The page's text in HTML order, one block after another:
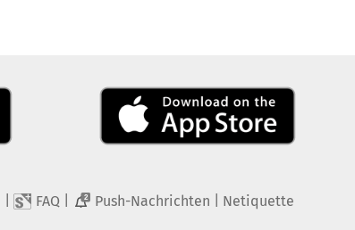
FAQ 2 Push-Nachrichten Netiquette